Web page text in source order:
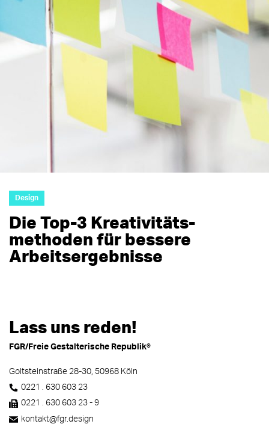
Design
Die Top-3 Kreativitäts­
methoden für bessere
Arbeitsergebnisse
Lass uns reden!
FGR/Freie Gestalterische Republik®
Goltsteinstraße 28-30, 50968 Köln
0221 . 630 603 23
0221 . 630 603 23 - 9
kontakt@fgr.design